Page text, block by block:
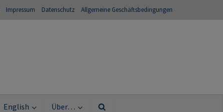
Impressum Datenschutz Allgemeine Geschäftsbedingungen
English Über…